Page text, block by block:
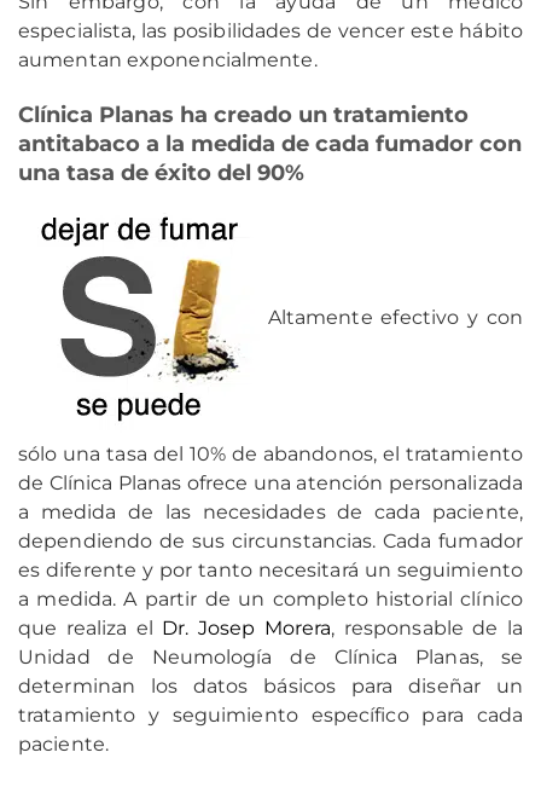
especialista, las posibilidades de vencer este hábito
aumentan exponencialmente.
Clínica Planas ha creado un tratamiento
antitabaco a la medida de cada fumador con
una tasa de éxito del 90%
Altamente efectivo y con
sólo una tasa del 10% de abandonos, el tratamiento
de Clínica Planas ofrece una atención personalizada
a medida de las necesidades de cada paciente,
dependiendo de sus circunstancias. Cada fumador
es diferente y por tanto necesitará un seguimiento
a medida. A partir de un completo historial clínico
que realiza el Dr. Josep Morera, responsable de la
Unidad de Neumología de Clínica Planas, se
determinan los datos básicos para diseñar un
tratamiento y seguimiento específico para cada
paciente.